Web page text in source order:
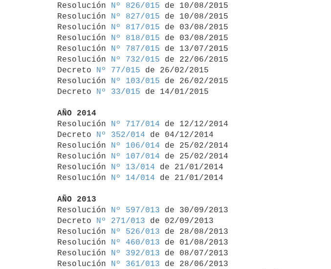
Resolución
Nº 826/015 de 10/08/2015
Resolución
Nº 827/015 de 10/08/2015
Resolución
Nº 817/015 de 03/08/2015
Resolución
Nº 818/015 de 03/08/2015
Resolución
Nº 787/015 de 13/07/2015
Resolución
Nº 732/015 de 22/06/2015
Decreto
Nº 77/015 de 26/02/2015
Resolución
Nº 103/015 de 26/02/2015
Decreto
Nº 33/015 de 14/01/2015
AÑO 2014
Resolución
Nº 717/014 de 12/12/2014
Decreto
Nº 352/014 de 04/12/2014
Resolución
Nº 106/014 de 25/02/2014
Resolución
Nº 107/014 de 25/02/2014
Resolución
Nº 13/014 de 21/01/2014
Resolución
Nº 14/014 de 21/01/2014
AÑO 2013
Resolución
Nº 597/013 de 30/09/2013
Decreto
Nº 271/013 de 02/09/2013
Resolución
Nº 526/013 de 28/08/2013
Resolución
Nº 460/013 de 01/08/2013
Resolución
Nº 392/013 de 08/07/2013
Resolución
Nº 361/013 de 28/06/2013